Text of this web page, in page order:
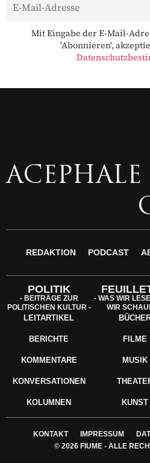
Mit Eingabe der E-Mail-
'Abonnieren',
ACEPHALE
REDAKTION PODCAST
POLITIK
- BEITRÄGE ZUR
POLITISCHEN KULTUR -
LEITARTIKEL
BERICHTE
KOMMENTARE
KONVERSATIONEN
KOLUMNEN
- WAS WIR
WIR
FILME
MUSIK
KUNST
© 2026 FIUME - ALLE
KONTAKT IMPRESSUM